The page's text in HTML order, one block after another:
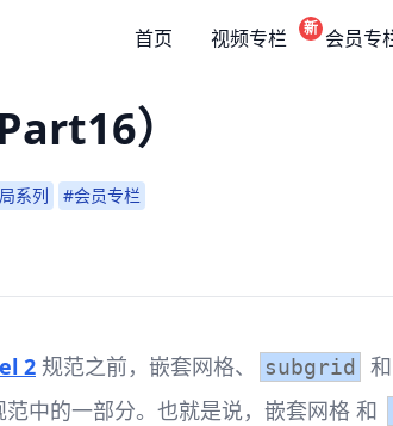
首页 视频专栏 新 会员专
）
系列 #会员专栏
2 规范之前，嵌套网格、 subgrid 和
中的一部分。也就是说，嵌套网格 和